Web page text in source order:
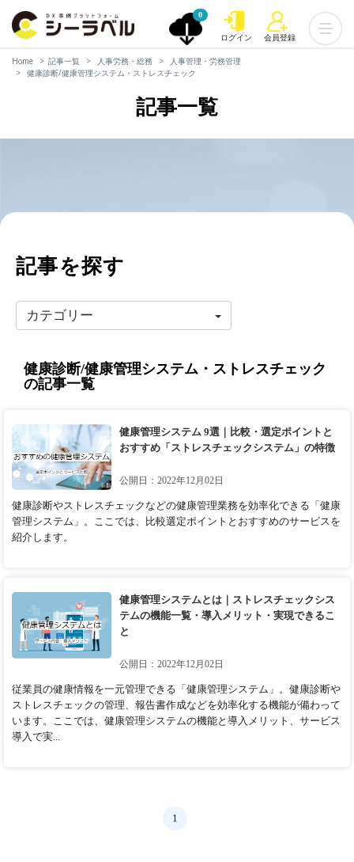
0
ログイン 会員登録
Home 記事一覧 人事労務・総務
人事管理・労務管理
健康診断/健康管理システム・ストレスチェック
記事一覧
記事を探す
カテゴリー
健康診断/健康管理システム・ストレスチェック
の記事一覧
健康管理システム 9選｜比較・選定ポイントと
おすすめ「ストレスチェックシステム」の特徴
公開日：2022年12月02日
健康診断やストレスチェックなどの健康管理業務を効率化できる「健康
管理システム」。ここでは、比較選定ポイントとおすすめのサービスを
紹介します。
健康管理システムとは｜ストレスチェックシス
テムの機能一覧・導入メリット・実現できるこ
と
公開日：2022年12月02日
従業員の健康情報を一元管理できる「健康管理システム」。健康診断や
ストレスチェックの管理、報告書作成などを効率化する機能が備わって
います。ここでは、健康管理システムの機能と導入メリット、サービス
導入で実...
1